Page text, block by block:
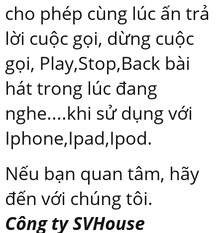
cho phép cùng lúc ấn trả
lời cuộc gọi, dừng cuộc
gọi, Play,Stop,Back bài
hát trong lúc đang
nghe....khi sử dụng với
Iphone,Ipad,Ipod.
Nếu bạn quan tâm, hãy
đến với chúng tôi.
Công ty SVHouse